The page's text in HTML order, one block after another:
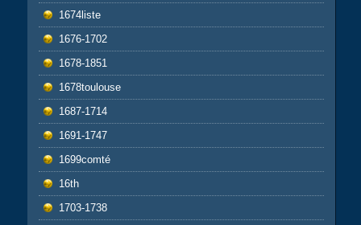
1674liste
1676-1702
1678-1851
1678toulouse
1687-1714
1691-1747
1699comté
16th
1703-1738